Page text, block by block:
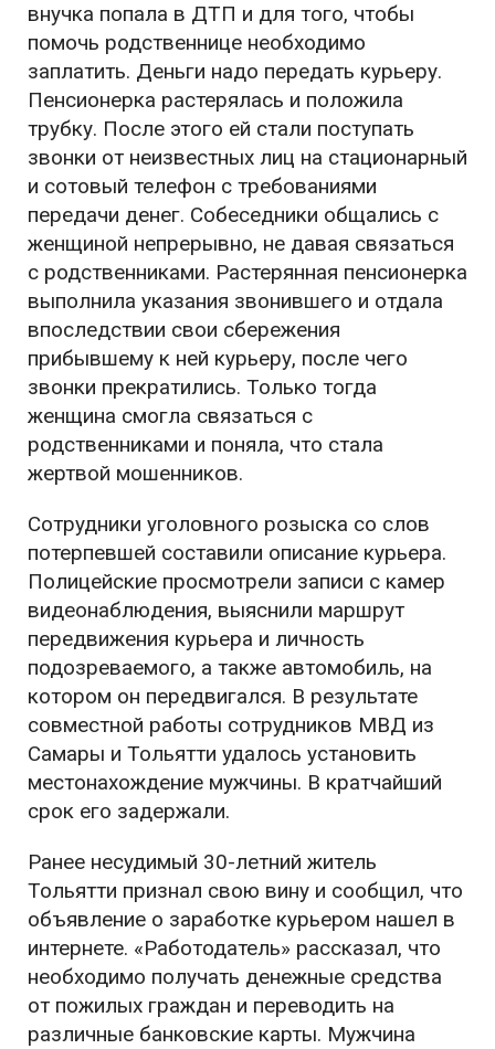
внучка попала в ДТП и для того, чтобы
помочь родственнице необходимо
заплатить. Деньги надо передать курьеру.
Пенсионерка растерялась и положила
трубку. После этого ей стали поступать
звонки от неизвестных лиц на стационарный
и сотовый телефон с требованиями
передачи денег. Собеседники общались с
женщиной непрерывно, не давая связаться
с родственниками. Растерянная пенсионерка
выполнила указания звонившего и отдала
впоследствии свои сбережения
прибывшему к ней курьеру, после чего
звонки прекратились. Только тогда
женщина смогла связаться с
родственниками и поняла, что стала
жертвой мошенников.
Сотрудники уголовного розыска со слов
потерпевшей составили описание курьера.
Полицейские просмотрели записи с камер
видеонаблюдения, выяснили маршрут
передвижения курьера и личность
подозреваемого, а также автомобиль, на
котором он передвигался. В результате
совместной работы сотрудников МВД из
Самары и Тольятти удалось установить
местонахождение мужчины. В кратчайший
срок его задержали.
Ранее несудимый 30-летний житель
Тольятти признал свою вину и сообщил, что
объявление о заработке курьером нашел в
интернете. «Работодатель» рассказал, что
необходимо получать денежные средства
от пожилых граждан и переводить на
различные банковские карты. Мужчина